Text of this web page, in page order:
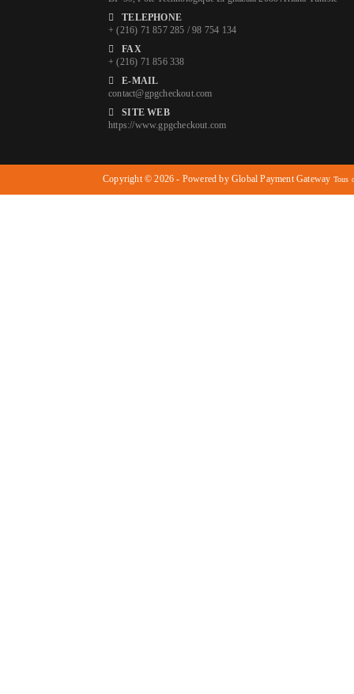
TELEPHONE
+ (216) 71 857 285 / 98 754 134
FAX
+ (216) 71 856 338
E-MAIL
contact@gpgcheckout.com
SITE WEB
https://www.gpgcheckout.com
Copyright © 2026 - Powered by Global Payment Gateway Tous